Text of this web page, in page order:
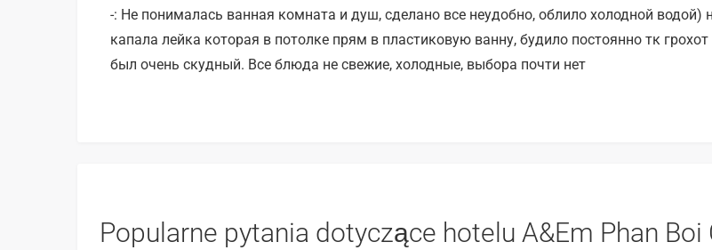
-: Не понималась ванная комната и душ, сделано все неудобно, облило холодной водой)
капала лейка которая в потолке прям в пластиковую ванну, будило постоянно тк
был очень скудный. Все блюда не свежие, холодные, выбора почти нет
Popularne pytania dotyczące hotelu A&Em Phan Boi